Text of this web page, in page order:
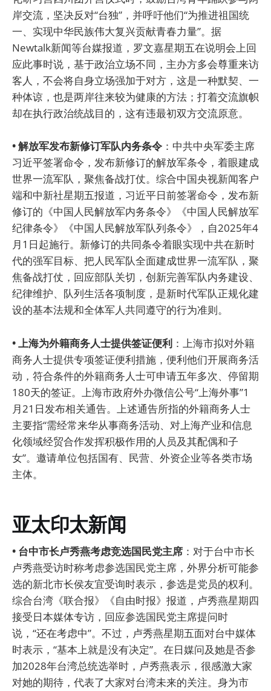
岸交流，坚决反对“台独”，并呼吁他们“为推进祖国统
一、实现中华民族伟大复兴贡献青春力量”。据
Newtalk新闻等台媒报道，罗文嘉星期五在说明会上回
应此事时说，基于政治立场不同，主办方多会尊重来访
客人，不会将自身立场强加于对方，这是一种默契、一
种体谅，也是两岸往来较为健康的方法；打着交流旗帜
却在执行政治统战目的，这有违最初双方交流原意。
• 解放军发布新修订军队内务条令 ：中共中央军委主席
习近平签署命令，发布新修订的解放军条令，着眼建成
世界一流军队，聚焦备战打仗。综合中国央视新闻客户
端和中新社星期五报道，习近平日前签署命令，发布新
修订的《中国人民解放军内务条令》《中国人民解放军
纪律条令》《中国人民解放军队列条令》，自2025年4
月1日起施行。新修订的共同条令着眼实现中共在新时
代的强军目标、把人民军队全面建成世界一流军队，聚
焦备战打仗，回应部队关切，创新完善军队内务建设、
纪律维护、队列生活各项制度，是新时代军队正规化建
设的基本法规和全体军人共同遵守的行为准则。
• 上海为外籍商务人士提供签证便利 ：上海市拟对外籍
商务人士提供专项签证便利措施，便利他们开展商务活
动，符合条件的外籍商务人士可申请五年多次、停留期
180天的签证。上海市政府外办微信公号“上海外事”1
月21日发布相关通告。上述通告所指的外籍商务人士
主要指“需经常来华从事商务活动、对上海产业和信息
化领域经贸合作发挥积极作用的人员及其配偶和子
女”。邀请单位包括国有、民营、外资企业等各类市场
主体。
亚太印太新闻
• 台中市长卢秀燕考虑竞选国民党主席 ：对于台中市长
卢秀燕受访时称考虑参选国民党主席，外界分析可能参
选的新北市长侯友宜受询时表示，参选是党员的权利。
综合台湾《联合报》《自由时报》报道，卢秀燕星期四
接受日本媒体专访，回应参选国民党主席提问时
说，“还在考虑中”。不过，卢秀燕星期五面对台中媒体
时表示，“基本上就是没有决定”。在日媒问及她是否参
加2028年台湾总统选举时，卢秀燕表示，很感激大家
对她的期待，代表了大家对台湾未来的关注。身为市